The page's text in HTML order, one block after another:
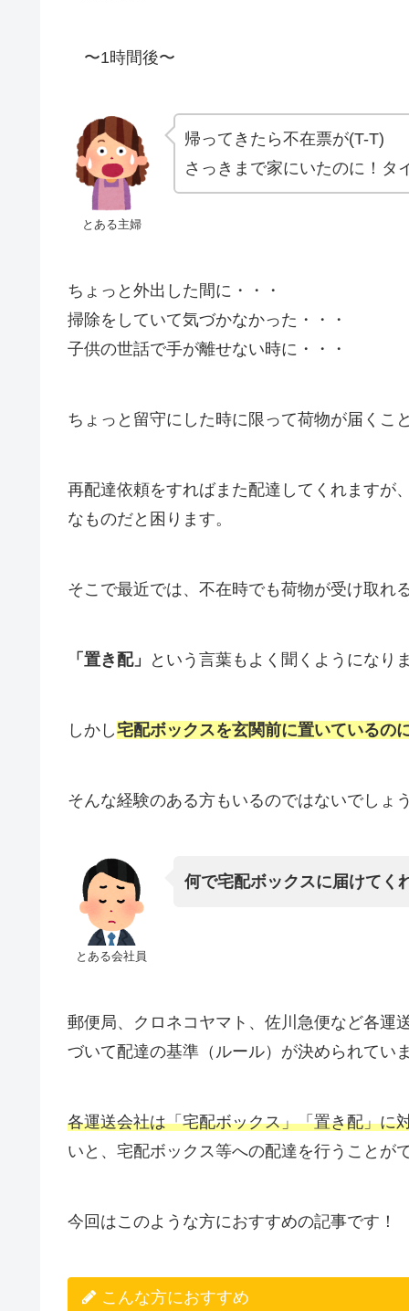
〜1時間後〜
とある主婦
帰ってきたら不在票が(T-T)
さっきまで家にいたのに！タ
ちょっと外出した間に・・・
掃除をしていて気づかなかった・・・
子供の世話で手が離せない時に・・・
ちょっと留守にした時に限って荷物が届くこ
再配達依頼をすればまた配達してくれますが
なものだと困ります。
そこで最近では、不在時でも荷物が受け取れ
「置き配」 という言葉もよく聞くようになり
しかし宅配ボックスを玄関前に置いているの
そんな経験のある方もいるのではないでしょ
とある会社員
何で宅配ボックスに届けてく
郵便局、クロネコヤマト、佐川急便など各運
づいて配達の基準（ルール）が決められてい
各運送会社は「宅配ボックス」「置き配」に
いと、宅配ボックス等への配達を行うことが
今回はこのような方におすすめの記事です！
こんな方におすすめ